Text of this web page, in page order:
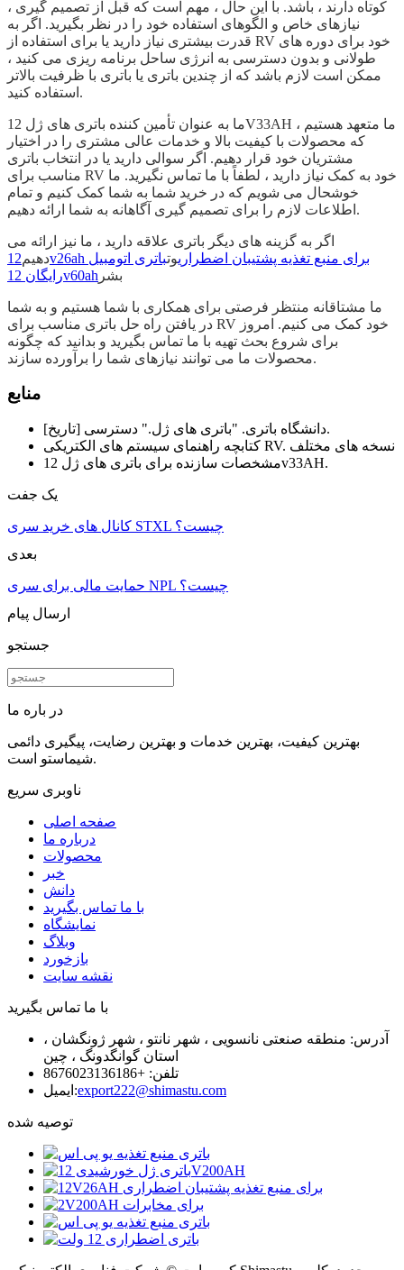
کوتاه دارند ، باشد. با این حال ، مهم است که قبل از تصمیم گیری ،
نیازهای خاص و الگوهای استفاده خود را در نظر بگیرید. اگر به
قدرت بیشتری نیاز دارید یا برای استفاده از RV خود برای دوره های
طولانی و بدون دسترسی به انرژی ساحل برنامه ریزی می کنید ،
ممکن است لازم باشد که از چندین باتری یا باتری با ظرفیت بالاتر
استفاده کنید.
ما به عنوان تأمین کننده باتری های ژل 12V33AH ، ما متعهد هستیم
که محصولات با کیفیت بالا و خدمات عالی مشتری را در اختیار
مشتریان خود قرار دهیم. اگر سوالی دارید یا در انتخاب باتری
مناسب برای RV خود به کمک نیاز دارید ، لطفاً با ما تماس نگیرید. ما
خوشحال می شویم که در خرید شما به شما کمک کنیم و تمام
اطلاعات لازم را برای تصمیم گیری آگاهانه به شما ارائه دهیم.
اگر به گزینه های دیگر باتری علاقه دارید ، ما نیز ارائه می
دهیم
12v26ah برای منبع تغذیه پشتیبان اضطراریوتباتری اتومبیل
رایگان 12v60ah بشر
ما مشتاقانه منتظر فرصتی برای همکاری با شما هستیم و به شما
در یافتن راه حل باتری مناسب برای RV خود کمک می کنیم. امروز
برای شروع بحث تهیه با ما تماس بگیرید و بدانید که چگونه
محصولات ما می توانند نیازهای شما را برآورده سازند.
منابع
دانشگاه باتری. "باتری های ژل." دسترسی [تاریخ].
کتابچه راهنمای سیستم های الکتریکی RV. نسخه های مختلف
مشخصات سازنده برای باتری های ژل 12v33AH.
یک جفت
کانال های خرید سری STXL چیست؟
بعدی
حمایت مالی برای سری NPL چیست؟
ارسال پیام
جستجو
در باره ما
بهترین کیفیت، بهترین خدمات و بهترین رضایت، پیگیری دائمی
شیماستو است.
ناوبری سریع
صفحه اصلی
درباره ما
محصولات
خبر
دانش
با ما تماس بگیرید
نمایشگاه
وبلاگ
بازخورد
نقشه سایت
با ما تماس بگیرید
آدرس: منطقه صنعتی نانسویی ، شهر نانتو ، شهر ژونگشان ،
استان گوانگدونگ ، چین
تلفن: +8676023136186
ایمیل:export222@shimastu.com
توصیه شده